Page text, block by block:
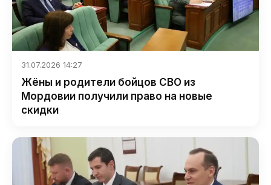
31.07.2026 14:27
Жёны и родители бойцов СВО из
Мордовии получили право на новые
скидки